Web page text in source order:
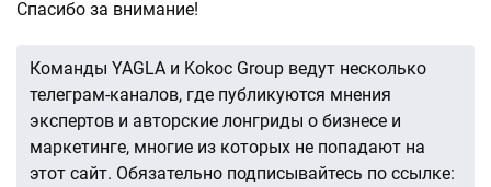
Спасибо за внимание!
Команды YAGLA и Kokoc Group ведут несколько
телеграм-каналов, где публикуются мнения
экспертов и авторские лонгриды о бизнесе и
маркетинге, многие из которых не попадают на
этот сайт. Обязательно подписывайтесь по ссылке: